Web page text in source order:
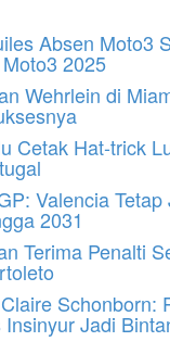
Absen Moto3
2025
Wehrlein di
Cetak Hat-trick
Valencia Tetap
2031
Terima Penalti
Schonborn:
Jadi